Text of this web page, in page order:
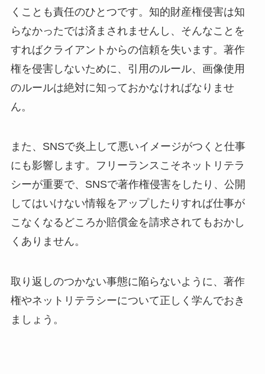
くことも責任のひとつです。知的財産権侵害は知
らなかったでは済まされませんし、そんなことを
すればクライアントからの信頼を失います。著作
権を侵害しないために、引用のルール、画像使用
のルールは絶対に知っておかなければなりませ
ん。
また、SNSで炎上して悪いイメージがつくと仕事
にも影響します。フリーランスこそネットリテラ
シーが重要で、SNSで著作権侵害をしたり、公開
してはいけない情報をアップしたりすれば仕事が
こなくなるどころか賠償金を請求されてもおかし
くありません。
取り返しのつかない事態に陥らないように、著作
権やネットリテラシーについて正しく学んでおき
ましょう。